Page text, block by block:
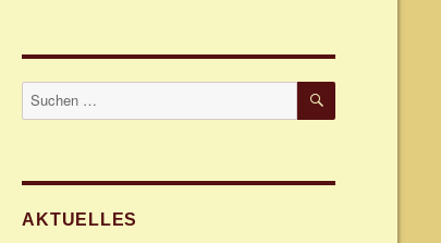
Suche
SUCHEN
AKTUELLES